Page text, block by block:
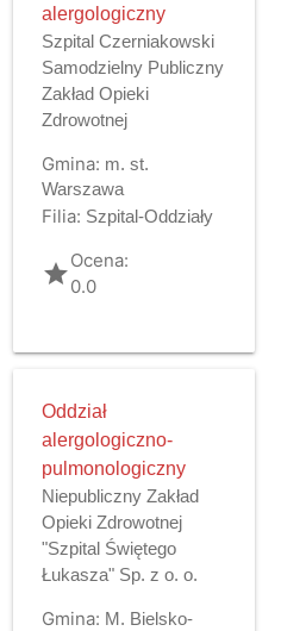
alergologiczny
Szpital Czerniakowski
Samodzielny Publiczny
Zakład Opieki
Zdrowotnej
Gmina: m. st.
Warszawa
Filia: Szpital-Oddziały
gradeOcena:
0.0
Oddział
alergologiczno-
pulmonologiczny
Niepubliczny Zakład
Opieki Zdrowotnej
"Szpital Świętego
Łukasza" Sp. z o. o.
Gmina: M. Bielsko-